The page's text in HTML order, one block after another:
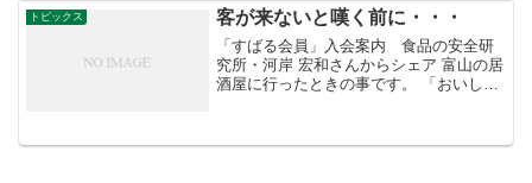
（月）と決まった。あとは上記の名称及
び開場日は、東京都議...
トピックス 客が来ないと嘆く前に・・・
「すばる会員」入会案内 食品の安全研
究所・河岸 宏和さんからシェア 富山の居
酒屋に行ったときの事です。 「おいしい
よ」と店主は答えられました。 客が来な